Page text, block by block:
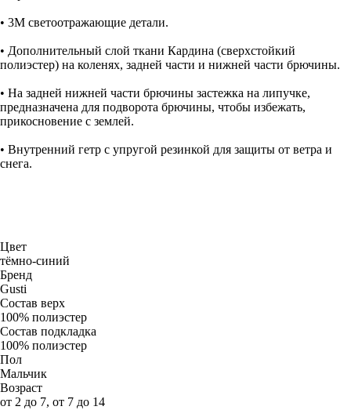
• 3M светоотражающие детали.
• Дополнительный слой ткани Кардина (сверхстойкий
полиэстер) на коленях, задней части и нижней части брючины.
• На задней нижней части брючины застежка на липучке,
предназначена для подворота брючины, чтобы избежать,
прикосновение с землей.
• Внутренний гетр с упругой резинкой для защиты от ветра и
снега.
Цвет
тёмно-синий
Бренд
Gusti
Состав верх
100% полиэстер
Состав подкладка
100% полиэстер
Пол
Мальчик
Возраст
от 2 до 7, от 7 до 14